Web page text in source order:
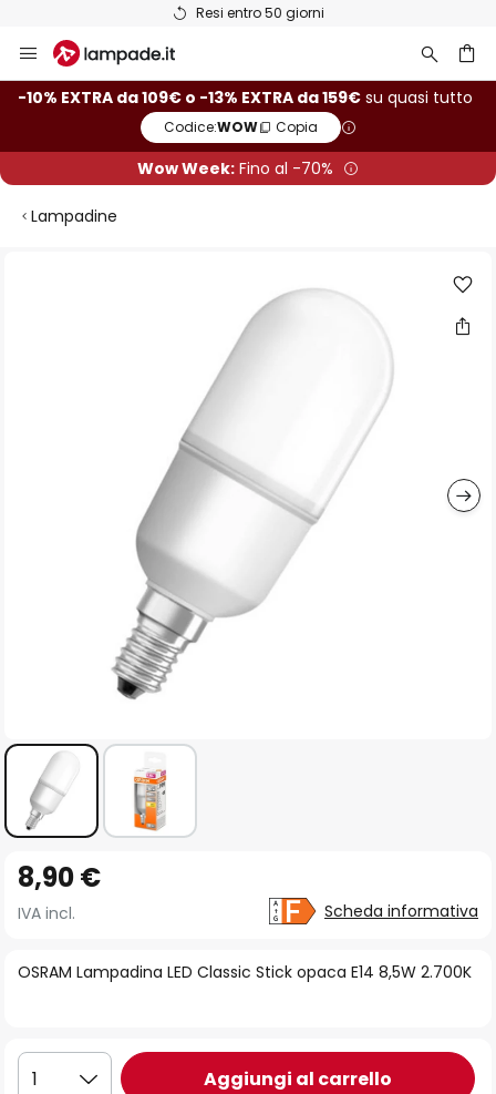
Resi entro 50 giorni
Salta
al
contenuto
-10% EXTRA da 109€ o -13% EXTRA da 159€ su quasi tutto
Codice:WOW Copia
Wow Week: Fino al -70%
Lampadine
all'inizio
della
OSRAM Lampadina LED Classic Stick opaca E14 8,5W 2.700K
8,90 €
IVA incl. Scheda informativa
1 Aggiungi al carrello